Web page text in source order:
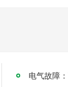
电气故障